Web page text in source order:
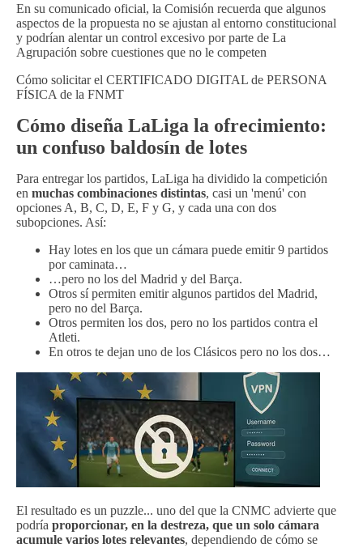
En su comunicado oficial, la Comisión recuerda que algunos
aspectos de la propuesta no se ajustan al entorno constitucional
y podrían alentar un control excesivo por parte de La
Agrupación sobre cuestiones que no le competen
Cómo solicitar el CERTIFICADO DIGITAL de PERSONA
FÍSICA de la FNMT
Cómo diseña LaLiga la ofrecimiento:
un confuso baldosín de lotes
Para entregar los partidos, LaLiga ha dividido la competición
en muchas combinaciones distintas, casi un 'menú' con
opciones A, B, C, D, E, F y G, y cada una con dos
subopciones. Así:
Hay lotes en los que un cámara puede emitir 9 partidos
por caminata…
…pero no los del Madrid y del Barça.
Otros sí permiten emitir algunos partidos del Madrid,
pero no del Barça.
Otros permiten los dos, pero no los partidos contra el
Atleti.
En otros te dejan uno de los Clásicos pero no los dos…
El resultado es un puzzle... uno del que la CNMC advierte que
podría proporcionar, en la destreza, que un solo cámara
acumule varios lotes relevantes, dependiendo de cómo se